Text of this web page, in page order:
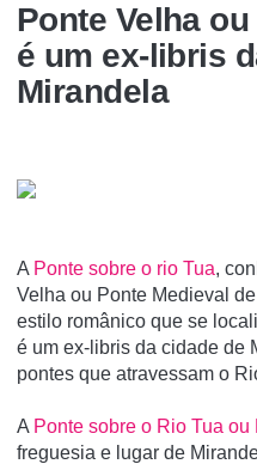
Ponte Velha
é um ex-libris
Mirandela
A Ponte sobre o rio Tua,
Velha ou Ponte Medieval
estilo românico que se
é um ex-libris da cidade de
pontes que atravessam o
A Ponte sobre o Rio Tua ou
freguesia e lugar de